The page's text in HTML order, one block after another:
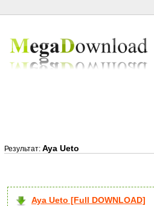
Результат: Aya Ueto
Aya Ueto [Full DOWNLOAD]